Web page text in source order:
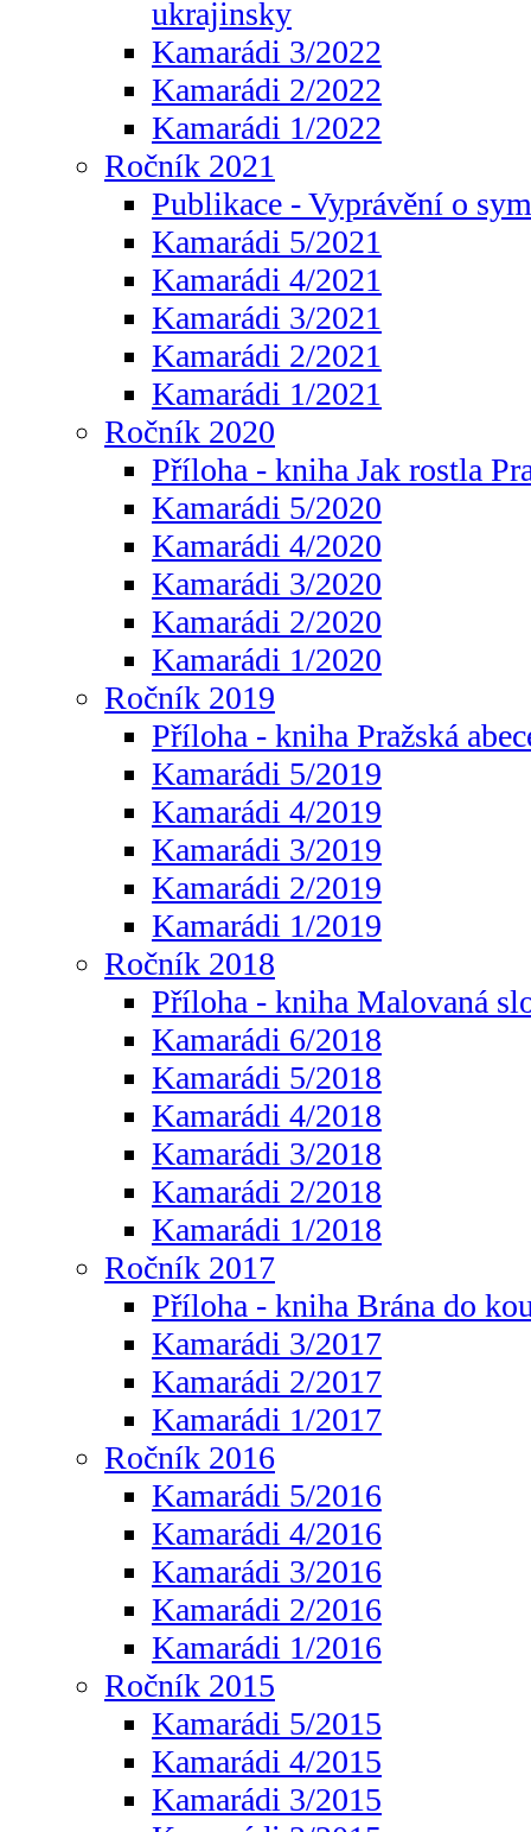
ukrajinsky
Kamarádi 3/2022
Kamarádi 2/2022
Kamarádi 1/2022
Ročník 2021
Publikace - Vyprávění o
Kamarádi 5/2021
Kamarádi 4/2021
Kamarádi 3/2021
Kamarádi 2/2021
Kamarádi 1/2021
Ročník 2020
Příloha - kniha Jak rostla
Kamarádi 5/2020
Kamarádi 4/2020
Kamarádi 3/2020
Kamarádi 2/2020
Kamarádi 1/2020
Ročník 2019
Příloha - kniha Pražská
Kamarádi 5/2019
Kamarádi 4/2019
Kamarádi 3/2019
Kamarádi 2/2019
Kamarádi 1/2019
Ročník 2018
Příloha - kniha Malovaná
Kamarádi 6/2018
Kamarádi 5/2018
Kamarádi 4/2018
Kamarádi 3/2018
Kamarádi 2/2018
Kamarádi 1/2018
Ročník 2017
Příloha - kniha Brána do
Kamarádi 3/2017
Kamarádi 2/2017
Kamarádi 1/2017
Ročník 2016
Kamarádi 5/2016
Kamarádi 4/2016
Kamarádi 3/2016
Kamarádi 2/2016
Kamarádi 1/2016
Ročník 2015
Kamarádi 5/2015
Kamarádi 4/2015
Kamarádi 3/2015